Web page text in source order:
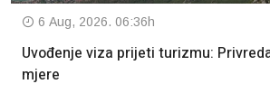
6 Aug, 2026. 06:36h
Uvođenje viza prijeti turizmu:
mjere